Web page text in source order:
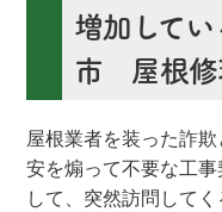
増加して
市 屋根修
屋根業者を装った詐
安を煽って不要な工
して、突然訪問して